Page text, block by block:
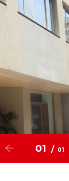
01 / 01